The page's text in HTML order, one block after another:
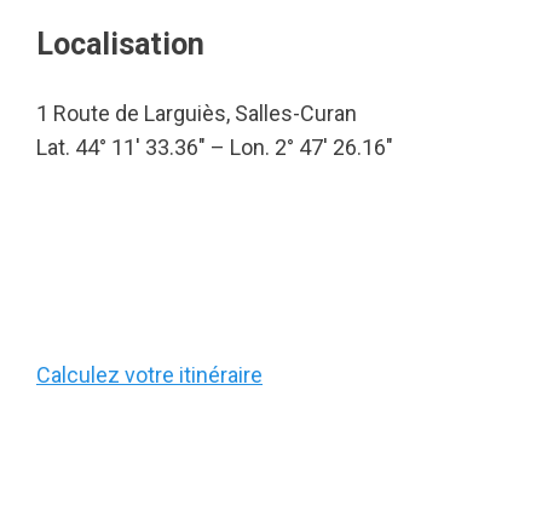
Localisation
1 Route de Larguiès, Salles-Curan
Lat. 44° 11′ 33.36″ – Lon. 2° 47′ 26.16″
Calculez votre itinéraire